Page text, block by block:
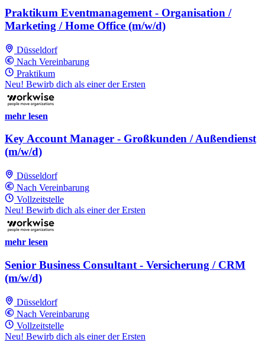
Praktikum Eventmanagement - Organisation /
Marketing / Home Office (m/w/d)
Düsseldorf
Nach Vereinbarung
Praktikum
Neu! Bewirb dich als einer der Ersten
mehr lesen
Key Account Manager - Großkunden / Außendienst
(m/w/d)
Düsseldorf
Nach Vereinbarung
Vollzeitstelle
Neu! Bewirb dich als einer der Ersten
mehr lesen
Senior Business Consultant - Versicherung / CRM
(m/w/d)
Düsseldorf
Nach Vereinbarung
Vollzeitstelle
Neu! Bewirb dich als einer der Ersten